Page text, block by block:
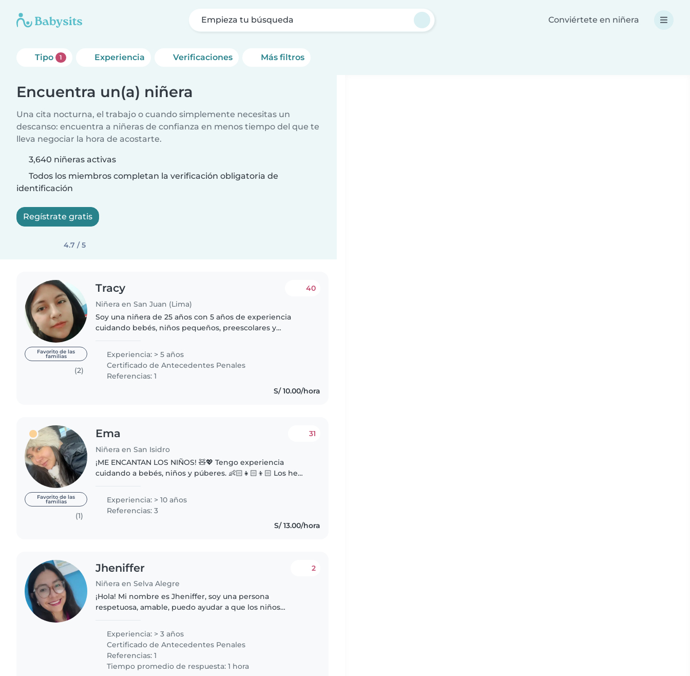
Empieza tu búsqueda Conviértete en niñera
Tipo 1 Experiencia Verificaciones Más filtros
Encuentra un(a) niñera
Una cita nocturna, el trabajo o cuando simplemente necesitas un
descanso: encuentra a niñeras de confianza en menos tiempo del que te
lleva negociar la hora de acostarte.
3,640 niñeras activas
Todos los miembros completan la verificación obligatoria de
identificación
Regístrate gratis
4.7 / 5
Favorito de las
familias
(2)
Tracy
Niñera en San Juan (Lima)
40
Soy una niñera de 25 años con 5 años de experiencia
cuidando bebés, niños pequeños, preescolares y
cursos de primeros auxilios,..
Experiencia: > 5 años
Certificado de Antecedentes Penales
Referencias: 1
S/ 10.00/hora
Favorito de las
familias
(1)
Ema
Niñera en San Isidro
31
¡ME ENCANTAN LOS NIÑOS! 🧸💖 Tengo experiencia
cuidando a bebés, niños y púberes. 👶🏻👧🏻👦🏻 Los he
Experiencia: > 10 años
Referencias: 3
S/ 13.00/hora
Jheniffer
Niñera en Selva Alegre
2
¡Hola! Mi nombre es Jheniffer, soy una persona
respetuosa, amable, puedo ayudar a que los niños
para su vida y escuela. También..
Experiencia: > 3 años
Certificado de Antecedentes Penales
Referencias: 1
Tiempo promedio de respuesta: 1 hora